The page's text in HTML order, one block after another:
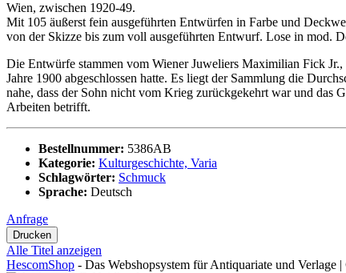
Wien, zwischen 1920-49.
Mit 105 äußerst fein ausgeführten Entwürfen in Farbe und
von der Skizze bis zum voll ausgeführten Entwurf. Lose in mod.
Die Entwürfe stammen vom Wiener Juweliers Maximilian Fick Jr.,
Jahre 1900 abgeschlossen hatte. Es liegt der Sammlung die
nahe, dass der Sohn nicht vom Krieg zurückgekehrt war und das
Arbeiten betrifft.
Bestellnummer: 5386AB
Kategorie: Kulturgeschichte, Varia
Schlagwörter: Schmuck
Sprache: Deutsch
Anfrage
Alle Titel anzeigen
HescomShop - Das Webshopsystem für Antiquariate und Verlage